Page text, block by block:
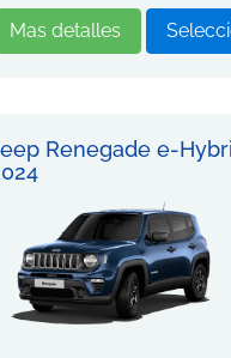
Mas detalles
Renegade e-